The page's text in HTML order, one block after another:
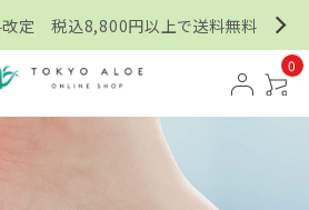
改定 税込8,800円以上で送料無料
0